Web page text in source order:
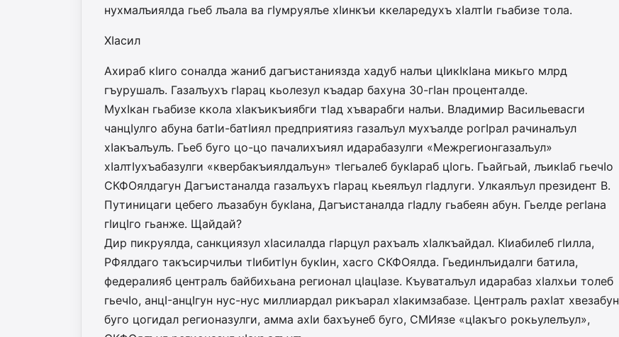
нухмалъиялда гьеб лъала ва гIумруялъе хIинкъи ккеларедухъ хIалтIи гьабизе тола.
ХIасил
Ахираб кIиго соналда жаниб дагъис­таниязда хадуб налъи цIи­кIкIана микьго млрд
гъурушалъ. Газалъухъ гIарац кьолезул къадар бахуна 30-гIан проценталде.
МухIкан гьабизе ккола хIа­къи­къиябги тIад хъварабги налъи. Владимир Васильевасги
чанцIулго абуна батIи-батIиял предприятияз газалъул мухъалде рогIрал рачиналъул
хIакъалъулъ. Гьеб буго цо-цо пачалихъиял идарабазулги «Межрегионгазалъул»
хIалтIухъабазулги «квербакъиялдалъун» тIегьалеб букIараб цIогь. Гьайгьай, лъикIаб гьечIо
СКФОялдагун Дагъистаналда газалъухъ гIарац кьеялъул гIадлуги. Улкаялъул президент В.
Путиницаги цебего лъазабун букIана, Дагъистаналда гIадлу гьабеян абун. Гьелде регIана
гIицIго гьанже. Щайдай?
Дир пикруялда, санкциязул хIасилалда гIарцул рахъалъ хIал­къайдал. КIиабилеб гIилла,
РФялдаго такъсирчилъи тIибитIун букIин, хасго СКФОялда. Гьединлъидалги батила,
федералияб централъ байбихьана регионал цIацIазе. Къуваталъул идарабаз хIалхьи толеб
гьечIо, анцI-анцIгун нус-нус миллиардал рикъарал хIакимзабазе. Централъ рахIат хвезабун
буго цогидал регионазулги, амма ахIи бахъунеб буго, СМИязе «цIакъго рокьулелъул»,